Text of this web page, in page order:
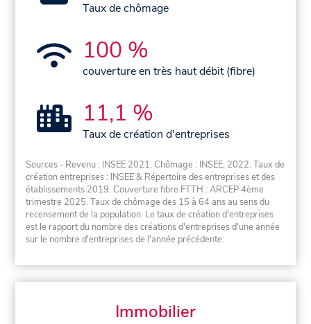
Taux de chômage
100 %
couverture en très haut débit (fibre)
11,1 %
Taux de création d'entreprises
Sources - Revenu : INSEE 2021, Chômage : INSEE, 2022. Taux de
création entreprises : INSEE & Répertoire des entreprises et des
établissements 2019. Couverture fibre FTTH : ARCEP 4ème
trimestre 2025. Taux de chômage des 15 à 64 ans au sens du
recensement de la population. Le taux de création d'entreprises
est le rapport du nombre des créations d'entreprises d'une année
sur le nombre d'entreprises de l'année précédente.
Immobilier